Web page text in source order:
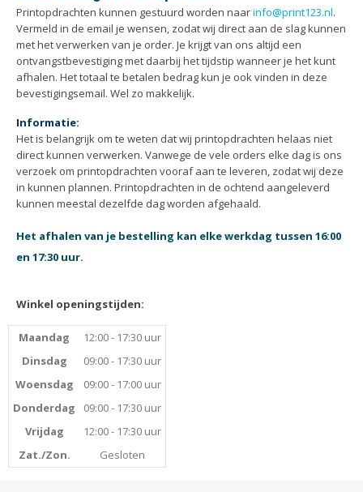
Notitieblokken
Portfolio
Posters
Programmaboekjes
Rapporten/Verslagen
Rouwkaarten
Scripties
Trouwkaarten
Verhuiskaarten
Verjaardagskaarten
Printopdrachten kunnen gestuurd worden naarinfo@print123.nl.
Vermeld in de email je wensen, zodat wij direct aan de slag kunnen
met het verwerken van je order. Je krijgt van ons altijd een
ontvangstbevestiging met daarbij het tijdstip wanneer je het kunt
afhalen. Het totaal te betalen bedrag kun je ook vinden in deze
bevestigingsemail. Wel zo makkelijk.
Informatie:
Het is belangrijk om te weten dat wij printopdrachten helaas niet
direct kunnen verwerken. Vanwege de vele orders elke dag is ons
verzoek om printopdrachten vooraf aan te leveren, zodat wij deze
in kunnen plannen. Printopdrachten in de ochtend aangeleverd
kunnen meestal dezelfde dag worden afgehaald.
Het afhalen van je bestelling kan elke werkdag tussen 16:00
en 17:30 uur.
Winkel openingstijden:
Maandag
12:00 - 17:30 uur
Dinsdag
09:00 - 17:30 uur
Woensdag
09:00 - 17:00 uur
Donderdag
09:00 - 17:30 uur
Vrijdag
12:00 - 17:30 uur
Zat./Zon.
Gesloten